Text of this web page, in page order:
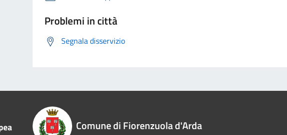
Problemi in città
Segnala disservizio
Comune di Fiorenzuola d'Arda